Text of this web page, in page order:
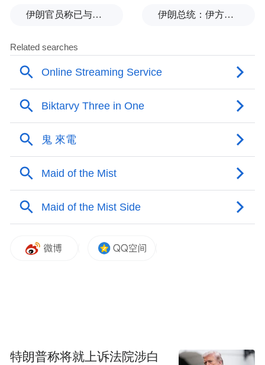
《午夜凶铃》系列中，我想用科学依据来解
释里面的怪现象，让恐怖小说变得越来越像
科幻作品。”
他的其他作品包括《暗水幽灵》、《极乐
园》等。
伊朗官员称已与阿曼就霍尔木兹海峡通行问题明确总体框架 伊朗总统：伊方未在涉谅解备忘录的谈判中作任何让步
特朗普称将就上诉法院涉白